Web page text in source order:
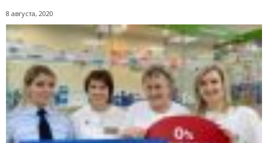
8 августа, 2020